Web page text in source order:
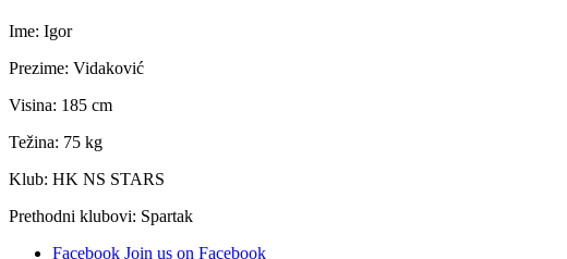
Ime: Igor
Prezime: Vidaković
Visina: 185 cm
Težina: 75 kg
Klub: HK NS STARS
Prethodni klubovi: Spartak
Facebook Join us on Facebook